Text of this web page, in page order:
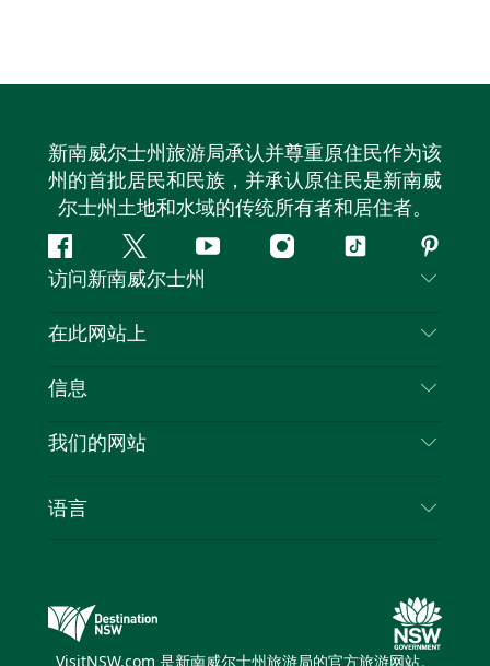
新南威尔士州旅游局承认并尊重原住民作为该
州的首批居民和民族，并承认原住民是新南威
尔士州土地和水域的传统所有者和居住者。
Facebook叽
叽
喳
YouTubeInstagram
抖
访问新南威尔士州
联系我们
隐私
Cookie 通知
在此网站上
目的地
新南威尔士州公路旅行
活动
信息
旅行信息
新南威尔士州的商业
我们的网站
新南威尔士州旅游局媒体中心
缤纷悉尼灯光音乐节
语言
VisitNSW.com 是新南威尔士州旅游局的官方旅游网站。